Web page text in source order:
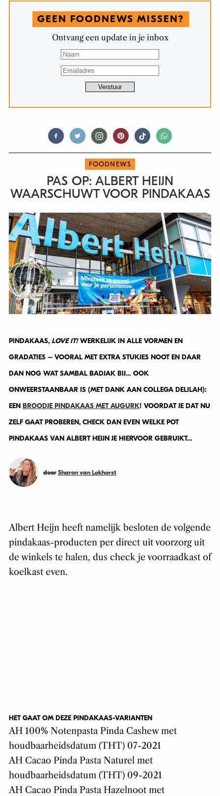
GEEN FOODNEWS MISSEN?
Ontvang een update in je inbox
FOODNEWS
PAS OP: ALBERT HEIJN
WAARSCHUWT VOOR PINDAKAAS
PINDAKAAS, LOVE IT!WERKELIJK IN ALLE VORMEN EN
GRADATIES – VOORAL MET EXTRA STUKJES NOOT EN DAAR
DAN NOG WAT SAMBAL BADJAK BIJ… OOK
ONWEERSTAANBAAR IS (MET DANK AAN COLLEGA DELILAH):
EEN BROODJE PINDAKAAS MET AUGURK! VOORDAT JE DAT NU
ZELF GAAT PROBEREN, CHECK DAN EVEN WELKE POT
PINDAKAAS VAN ALBERT HEIJN JE HIERVOOR GEBRUIKT…
door Sharon van Lokhorst
Albert Heijn heeft namelijk besloten de volgende
pindakaas-producten per direct uit voorzorg uit
de winkels te halen, dus check je voorraadkast of
koelkast even.
HET GAAT OM DEZE PINDAKAAS-VARIANTEN
AH 100% Notenpasta Pinda Cashew met
houdbaarheidsdatum (THT) 07-2021
AH Cacao Pinda Pasta Naturel met
houdbaarheidsdatum (THT) 09-2021
AH Cacao Pinda Pasta Hazelnoot met